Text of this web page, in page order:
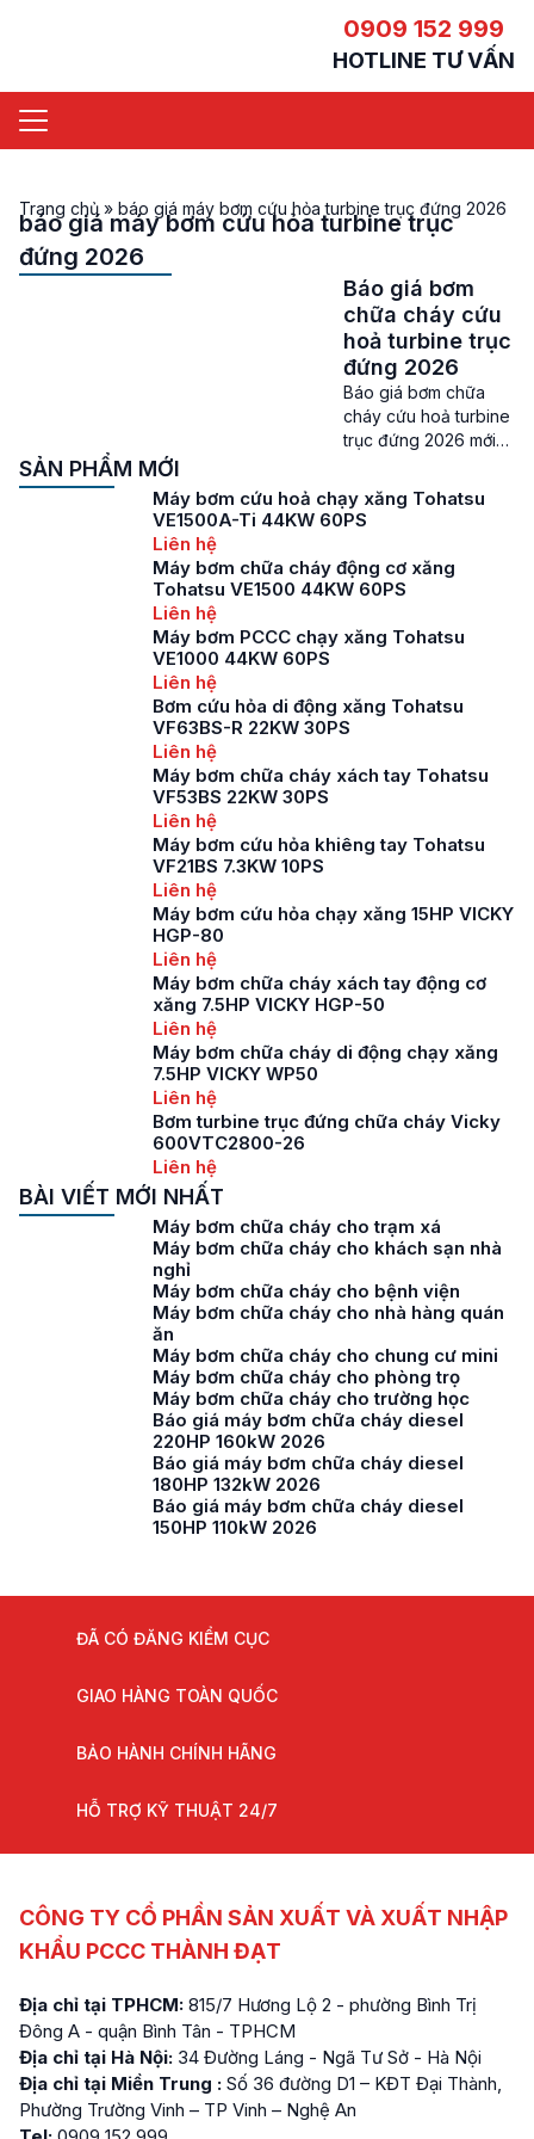
0909 152 999
HOTLINE TƯ VẤN
Trang chủ » báo giá máy bơm cứu hỏa turbine trục đứng 2026
báo giá máy bơm cứu hỏa turbine trục
đứng 2026
Báo giá bơm
chữa cháy cứu
hoả turbine trục
đứng 2026
Báo giá bơm chữa
cháy cứu hoả turbine
trục đứng 2026 mới
cháy cứu hoả turbine
trục đứng – Nhu cầu
chữa cháy ngày càng
tăng cao, khiến cho
càng trở nên đa dạng
[…]
SẢN PHẨM MỚI
Máy bơm cứu hoả chạy xăng Tohatsu
VE1500A-Ti 44KW 60PS
Liên hệ
Máy bơm chữa cháy động cơ xăng
Tohatsu VE1500 44KW 60PS
Liên hệ
Máy bơm PCCC chạy xăng Tohatsu
VE1000 44KW 60PS
Liên hệ
Bơm cứu hỏa di động xăng Tohatsu
VF63BS-R 22KW 30PS
Liên hệ
Máy bơm chữa cháy xách tay Tohatsu
VF53BS 22KW 30PS
Liên hệ
Máy bơm cứu hỏa khiêng tay Tohatsu
VF21BS 7.3KW 10PS
Liên hệ
Máy bơm cứu hỏa chạy xăng 15HP VICKY
HGP-80
Liên hệ
Máy bơm chữa cháy xách tay động cơ
xăng 7.5HP VICKY HGP-50
Liên hệ
Máy bơm chữa cháy di động chạy xăng
7.5HP VICKY WP50
Liên hệ
Bơm turbine trục đứng chữa cháy Vicky
600VTC2800-26
Liên hệ
BÀI VIẾT MỚI NHẤT
Máy bơm chữa cháy cho trạm xá
Máy bơm chữa cháy cho khách sạn nhà
nghỉ
Máy bơm chữa cháy cho bệnh viện
Máy bơm chữa cháy cho nhà hàng quán
ăn
Máy bơm chữa cháy cho chung cư mini
Máy bơm chữa cháy cho phòng trọ
Máy bơm chữa cháy cho trường học
Báo giá máy bơm chữa cháy diesel
220HP 160kW 2026
Báo giá máy bơm chữa cháy diesel
180HP 132kW 2026
Báo giá máy bơm chữa cháy diesel
150HP 110kW 2026
ĐÃ CÓ ĐĂNG KIỂM CỤC
GIAO HÀNG TOÀN QUỐC
BẢO HÀNH CHÍNH HÃNG
HỖ TRỢ KỸ THUẬT 24/7
CÔNG TY CỔ PHẦN SẢN XUẤT VÀ XUẤT NHẬP
KHẨU PCCC THÀNH ĐẠT
Địa chỉ tại TPHCM: 815/7 Hương Lộ 2 - phường Bình Trị
Đông A - quận Bình Tân - TPHCM
Địa chỉ tại Hà Nội: 34 Đường Láng - Ngã Tư Sở - Hà Nội
Địa chỉ tại Miền Trung : Số 36 đường D1 – KĐT Đại Thành,
Phường Trường Vinh – TP Vinh – Nghệ An